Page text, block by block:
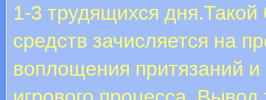
1-3 трудящихся
средств зачисляется на
воплощения притязаний